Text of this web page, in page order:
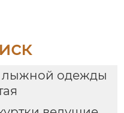
лыжной одежды